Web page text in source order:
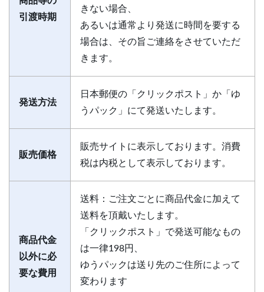
引渡時期
きない場合、
あるいは通常より発送に時間を要する
場合は、その旨ご連絡をさせていただ
きます。
発送方法
日本郵便の「クリックポスト」か「ゆ
うパック」にて発送いたします。
販売価格
販売サイトに表示しております。消費
税は内税として表示しております。
商品代金
以外に必
要な費用
送料：ご注文ごとに商品代金に加えて
送料を頂戴いたします。
「クリックポスト」で発送可能なもの
は一律198円、
ゆうパックは送り先のご住所によって
変わります